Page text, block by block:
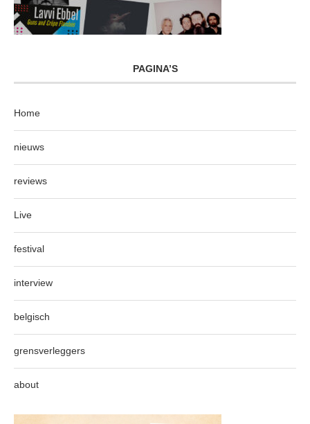
PAGINA’S
Home
nieuws
reviews
Live
festival
interview
belgisch
grensverleggers
about